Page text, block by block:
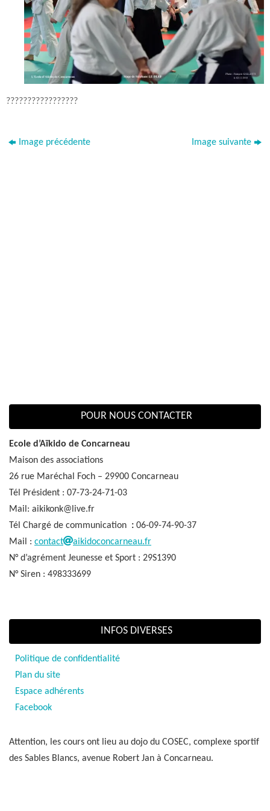
?????????????????
Image précédente Image suivante
POUR NOUS CONTACTER
Ecole d’Aïkido de Concarneau
Maison des associations
26 rue Maréchal Foch – 29900 Concarneau
Tél Président : 07-73-24-71-03
Mail: aikikonk@live.fr
Tél Chargé de communication : 06-09-74-90-37
Mail : contact
aikidoconcarneau.fr
N° d’agrément Jeunesse et Sport : 29S1390
N° Siren : 498333699
INFOS DIVERSES
Politique de confidentialité
Plan du site
Espace adhérents
Facebook
Attention, les cours ont lieu au dojo du COSEC, complexe sportif
des Sables Blancs, avenue Robert Jan à Concarneau.